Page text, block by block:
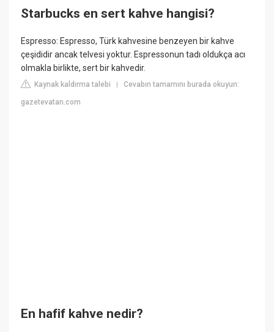
Starbucks en sert kahve hangisi?
Espresso: Espresso, Türk kahvesine benzeyen bir kahve
çeşididir ancak telvesi yoktur. Espressonun tadı oldukça acı
olmakla birlikte, sert bir kahvedir.
Kaynak kaldırma talebi |Cevabın tamamını burada okuyun:
gazetevatan.com
En hafif kahve nedir?